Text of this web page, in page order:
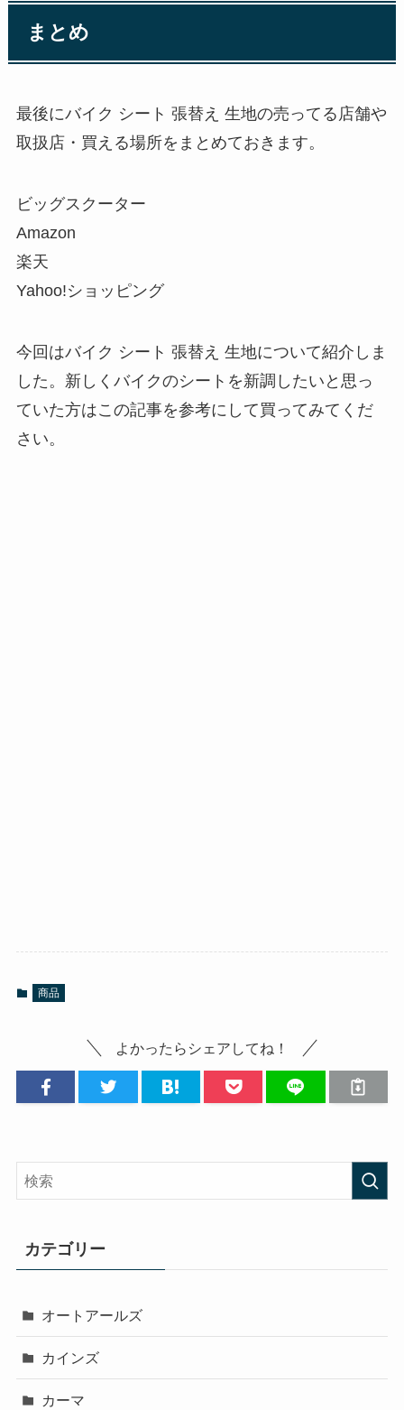
まとめ
最後にバイク シート 張替え 生地の売ってる店舗や
取扱店・買える場所をまとめておきます。
ビッグスクーター
Amazon
楽天
Yahoo!ショッピング
今回はバイク シート 張替え 生地について紹介しま
した。新しくバイクのシートを新調したいと思っ
ていた方はこの記事を参考にして買ってみてくだ
さい。
商品
よかったらシェアしてね！
カテゴリー
オートアールズ
カインズ
カーマ